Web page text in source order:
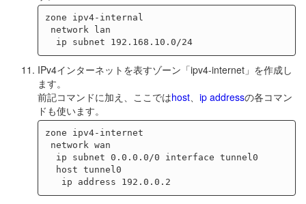
zone ipv4-internal
  ip subnet 192.168.10.0/24
IPv4インターネットを表すゾーン「ipv4-internet」を作成し
ます。
前記コマンドに加え、ここではhost ip addressの各コマン
ドも使います。
zone ipv4-internet